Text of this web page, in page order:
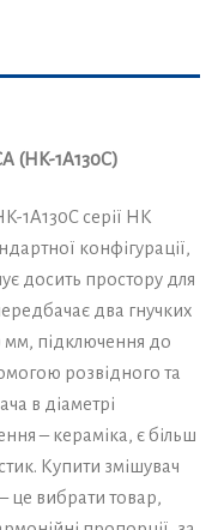
(HK-1A130C)
1A130C серії HK
конфігурації,
досить простору для
два гнучких
мм, підключення до
розвідного та
в діаметрі
– кераміка, є більш
Купити змішувач
це вибрати товар,